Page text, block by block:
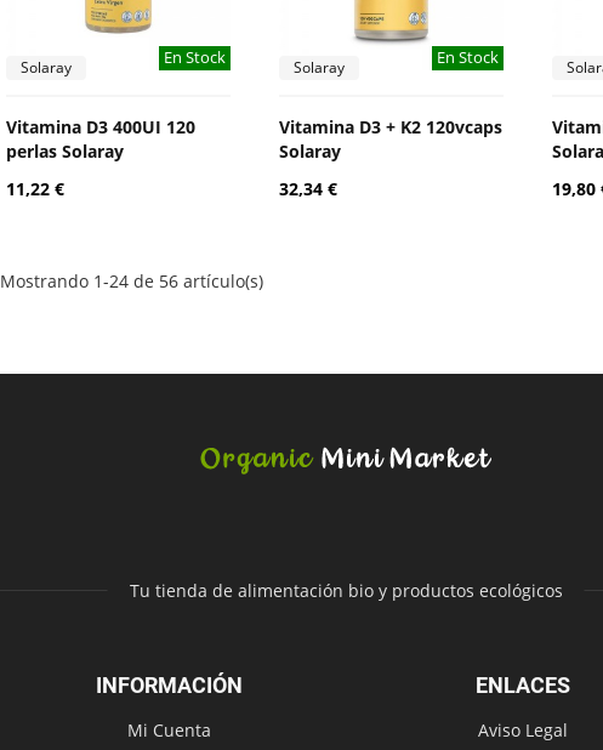
En Stock
Solaray
Vitamina D3 400UI 120
perlas Solaray
11,22 €
En Stock
Solaray
Vitamina D3 + K2 120vcaps
Solaray
32,34 €
19,80
Mostrando 1-24 de 56 artículo(s)
Tu tienda de alimentación bio y productos ecológicos
INFORMACIÓN
Mi Cuenta
ENLACES
Aviso Legal